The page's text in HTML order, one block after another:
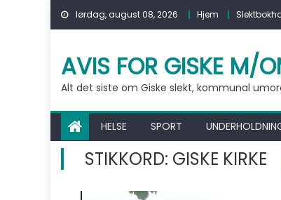
Skip to content
lørdag, august 08, 2026 Hjem
AVIS FOR GISKE M/
Alt det siste om Giske slekt, kommunal
HELSE SPORT
STIKKORD: GISKE KIRKE